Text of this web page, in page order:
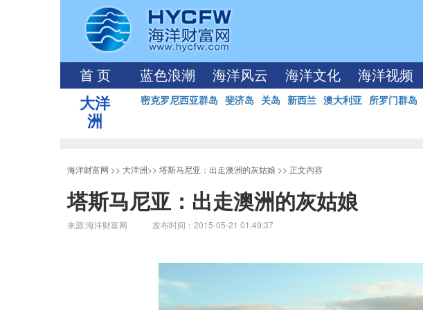
首 页 蓝色浪潮 海洋风云 海洋文化 海洋视频
大洋
洲
密克罗尼西亚群岛 斐济岛 关岛 新西兰 澳大利亚 所罗门群岛
海洋财富网 >> 大洋洲>> 塔斯马尼亚：出走澳洲的灰姑娘 >> 正文内容
塔斯马尼亚：出走澳洲的灰姑娘
来源:海洋财富网 发布时间：2015-05-21 01:49:37